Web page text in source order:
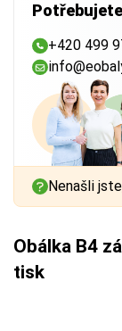
+420 499
Nenašli
Obálka B4
tisk